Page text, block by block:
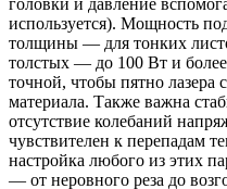
используется). Мощность
толщины — для тонких
толстых — до 100 Вт и
точной, чтобы пятно лазера
материала. Также важна
отсутствие колебаний
чувствителен к перепадам
настройка любого из этих
— от неровного реза до